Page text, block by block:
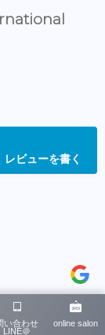
レビューを書く
い合わせ
LINE＠
online salon